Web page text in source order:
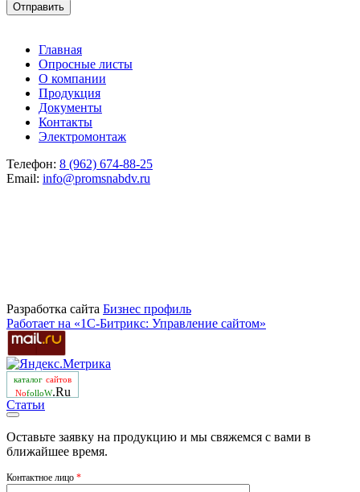
Главная
Опросные листы
О компании
Продукция
Документы
Контакты
Электромонтаж
Телефон: 8 (962) 674-88-25
Email: info@promsnabdv.ru
Разработка сайта Бизнеc профиль
Работает на «1С-Битрикс: Управление сайтом»
каталог сайтов
NofolloW.Ru
Статьи
Оставьте заявку на продукцию и мы свяжемся с вами в
ближайшее время.
Контактное лицо *